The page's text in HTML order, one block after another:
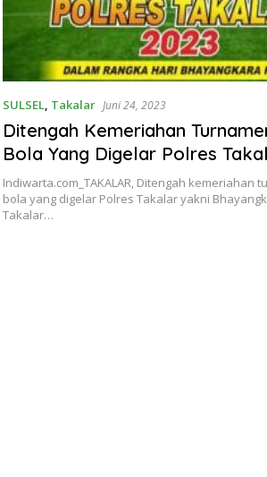
SULSEL, Takalar Juni 24, 2023
Ditengah Kemeriahan
Bola Yang Digelar Polres
Pemain Raib Digondol Maling
Indiwarta.com_TAKALAR, Ditengah kemeriahan
bola yang digelar Polres Takalar yakni
Takalar…